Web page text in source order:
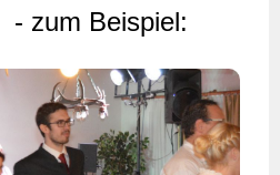
- zum Beispiel: